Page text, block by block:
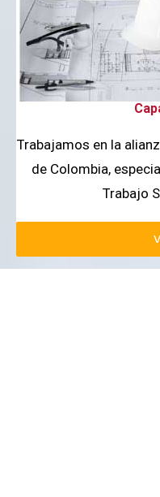
Trabajamos en la
de Colombia,
Trabajo